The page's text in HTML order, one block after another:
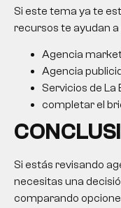
Si este tema ya te
recursos te ayudan
Agencia
Agencia
Servicios de La
completar el
Si estás revisando
necesitas una
comparando